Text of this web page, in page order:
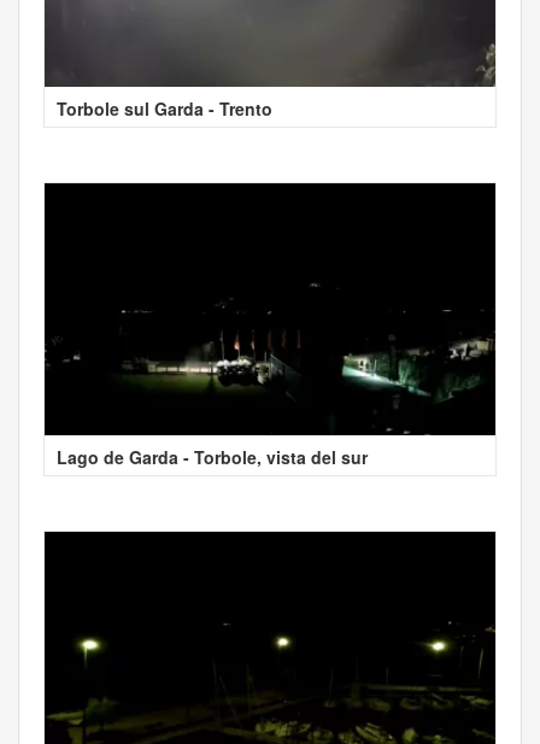
Torbole sul Garda - Trento
Lago de Garda - Torbole, vista del sur